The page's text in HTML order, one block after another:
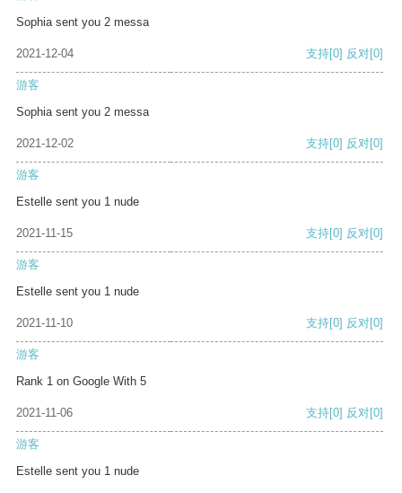
Sophia sent you 2 messa
2021-12-04 支持[0] 反对[0]
游客
Sophia sent you 2 messa
2021-12-02 支持[0] 反对[0]
游客
Estelle sent you 1 nude
2021-11-15 支持[0] 反对[0]
游客
Estelle sent you 1 nude
2021-11-10 支持[0] 反对[0]
游客
Rank 1 on Google With 5
2021-11-06 支持[0] 反对[0]
游客
Estelle sent you 1 nude